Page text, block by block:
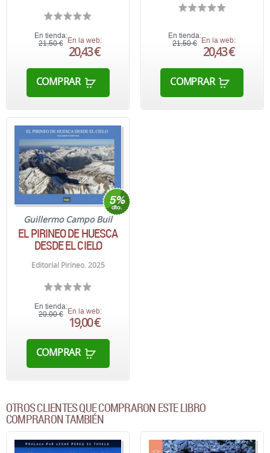
En tienda:
21,50 € En la web:
20,43 €
COMPRAR
En tienda:
21,50 € En la web:
20,43 €
COMPRAR
Guillermo Campo Buil
EL PIRINEO DE HUESCA
DESDE EL CIELO
Editorial Pirineo. 2025
En tienda:
20,00 € En la web:
19,00 €
COMPRAR
OTROS CLIENTES QUE COMPRARON ESTE LIBRO
COMPRARON TAMBIÉN